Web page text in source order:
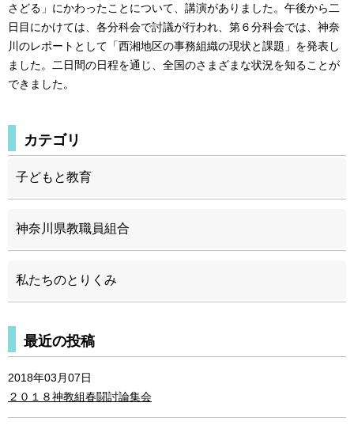
さどる」にかわったことについて、講演がありました。午後から二
日目にかけては、各分科会で討議が行われ、第６分科会では、神奈
川のレポートとして「西湘地区の事務組織の現状と課題」を発表し
ました。二日間の日程を通じ、全国のさまざまな状況を知ることが
できました。
カテゴリ
子どもと教育
神奈川県教職員組合
私たちのとりくみ
最近の投稿
2018年03月07日
２０１８神教組春闘討論集会